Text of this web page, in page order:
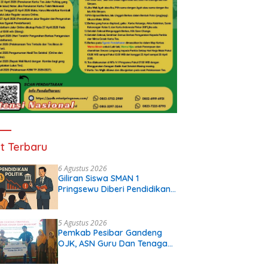
Terbaru
6 Agustus 2026
Giliran Siswa SMAN 1
Pringsewu Diberi Pendidikan
5 Agustus 2026
Pemkab Pesibar Gandeng
OJK, ASN Guru Dan Tenaga